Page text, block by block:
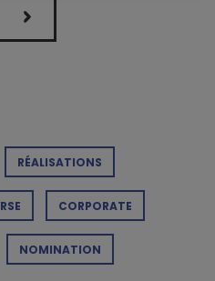
RÉALISATIONS
RSE CORPORATE
NOMINATION